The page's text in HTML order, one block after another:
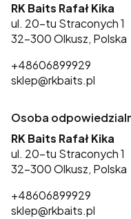
RK Baits Rafał Kika
ul. 20-tu Straconych 1
32-300 Olkusz, Polska
+48606899929
sklep@rkbaits.pl
Osoba
RK Baits Rafał Kika
ul. 20-tu Straconych 1
32-300 Olkusz, Polska
+48606899929
sklep@rkbaits.pl